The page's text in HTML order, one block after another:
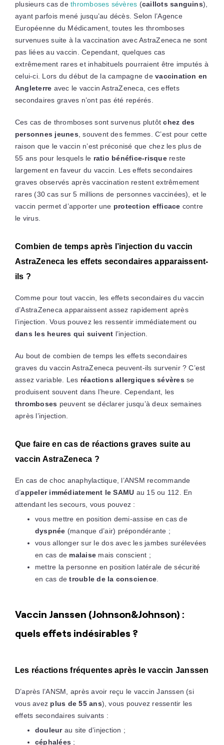
plusieurs cas dethromboses sévères (caillots sanguins),
ayant parfois mené jusqu’au décès. Selon l’Agence
Européenne du Médicament, toutes les thromboses
survenues suite à la vaccination avec AstraZeneca ne sont
pas liées au vaccin. Cependant, quelques cas
extrêmement rares et inhabituels pourraient être imputés à
celui-ci. Lors du début de la campagne devaccination en
Angleterre avec le vaccin AstraZeneca, ces effets
secondaires graves n’ont pas été repérés.
Ces cas de thromboses sont survenus plutôtchez des
personnes jeunes, souvent des femmes. C’est pour cette
raison que le vaccin n’est préconisé que chez les plus de
55 ans pour lesquels le ratio bénéfice-risquereste
largement en faveur du vaccin. Les effets secondaires
graves observés après vaccination restent extrêmement
rares (30 cas sur 5 millions de personnes vaccinées), et le
vaccin permet d’apporter une protection efficace contre
le virus.
Combien de temps après l’injection du vaccin
AstraZeneca les effets secondaires apparaissent-
ils ?
Comme pour tout vaccin, les effets secondaires du vaccin
d’AstraZeneca apparaissent assez rapidement après
l’injection. Vous pouvez les ressentir immédiatement ou
dans les heures qui suivent l’injection.
Au bout de combien de temps les effets secondaires
graves du vaccin AstraZeneca peuvent-ils survenir ? C’est
assez variable. Les réactions allergiques sévères se
produisent souvent dans l’heure. Cependant, les
thromboses peuvent se déclarer jusqu’à deux semaines
après l’injection.
Que faire en cas de réactions graves suite au
vaccin AstraZeneca ?
En cas de choc anaphylactique, l’ANSM recommande
d’appeler immédiatement le SAMU au 15 ou 112. En
attendant les secours, vous pouvez :
vous mettre en position demi-assise en cas de
dyspnée (manque d’air) prépondérante ;
vous allonger sur le dos avec les jambes surélevées
en cas de malaise mais conscient ;
mettre la personne en position latérale de sécurité
en cas de trouble de la conscience.
Vaccin Janssen (Johnson&Johnson) :
quels effets indésirables ?
Les réactions fréquentes après le vaccin Janssen
D’après l’ANSM, après avoir reçu le vaccin Janssen (si
vous avez plus de 55 ans), vous pouvez ressentir les
effets secondaires suivants :
douleurau site d’injection ;
céphalées ;